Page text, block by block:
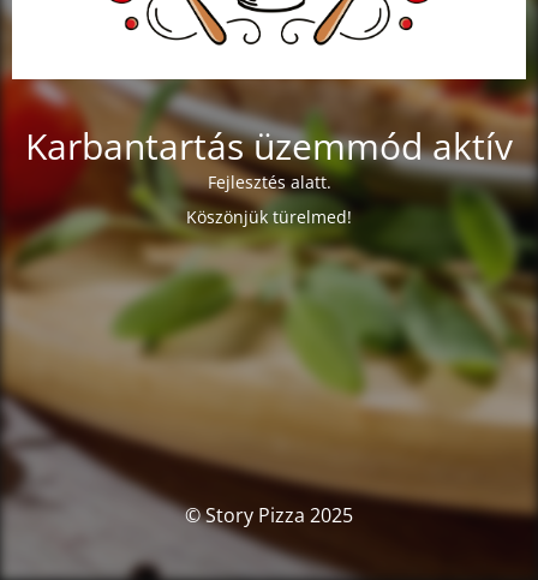
Karbantartás üzemmód aktív
Fejlesztés alatt.
Köszönjük türelmed!
© Story Pizza 2025